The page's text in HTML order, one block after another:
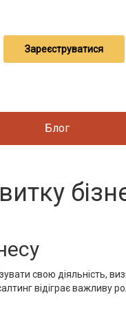
Зареєструватися
Блог
свою діяльність,
відіграє важливу